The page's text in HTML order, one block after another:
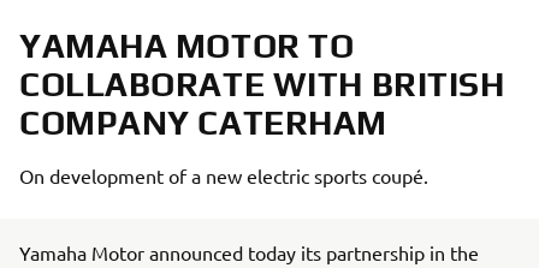
YAMAHA MOTOR TO
COLLABORATE WITH BRITISH
COMPANY CATERHAM
On development of a new electric sports coupé.
Yamaha Motor announced today its partnership in the